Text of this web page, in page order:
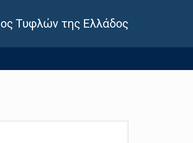
Τυφλών της Ελλάδος